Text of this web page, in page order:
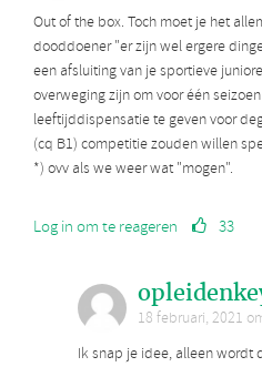
Out of the box. Toch moet je het
dooddoener "er zijn wel ergere
een afsluiting van je sportieve
overweging zijn om voor één
leeftijddispensatie te geven voor
(cq B1) competitie zouden willen
*) ovv als we weer wat "mogen".
Log in om te reageren 33
18 februari, 2021
Ik snap je idee, alleen wordt